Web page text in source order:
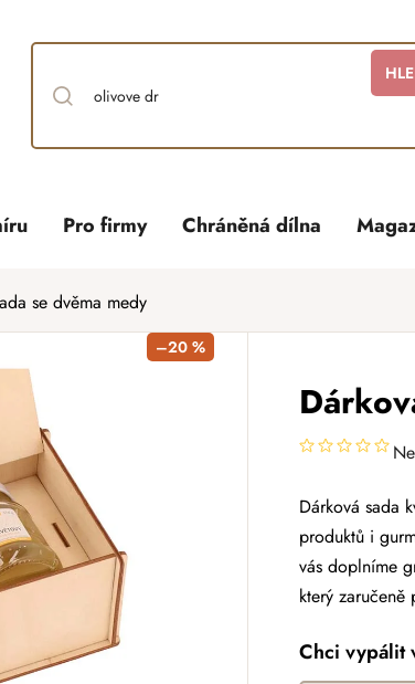
Pro firmy Chráněná dílna
se dvěma medy
Dárková sada
produktů i
vás doplníme
který zaručeně
Chci vypálit
–20 %